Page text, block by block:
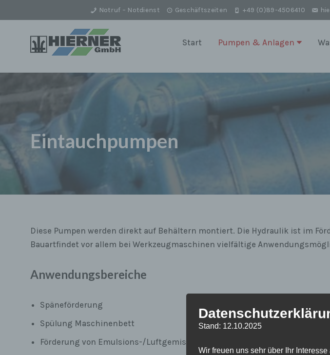
springen
Notruf – Notdienst Geschäftszeiten +49 (0)89-4506410
Start Pumpen & Anlagen
Eintauchpumpen
Diese Pumpen werden direkt auf Behältern montiert. Die Hydraulik ist im
Bauartfindet vor allem bei Werkzeugmaschinen vielfältige
Anwendungsbereiche
Späneförderung
Spülung Maschinenbett
Förderung von Emulsions-/Luftgemische
Stand: 12.10.2025
Wir freuen uns sehr über Ihr